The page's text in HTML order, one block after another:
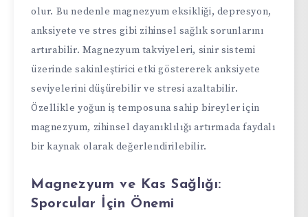
olur. Bu nedenle magnezyum eksikliği, depresyon,
anksiyete ve stres gibi zihinsel sağlık sorunlarını
artırabilir. Magnezyum takviyeleri, sinir sistemi
üzerinde sakinleştirici etki göstererek anksiyete
seviyelerini düşürebilir ve stresi azaltabilir.
Özellikle yoğun iş temposuna sahip bireyler için
magnezyum, zihinsel dayanıklılığı artırmada faydalı
bir kaynak olarak değerlendirilebilir.
Magnezyum ve Kas Sağlığı:
Sporcular İçin Önemi